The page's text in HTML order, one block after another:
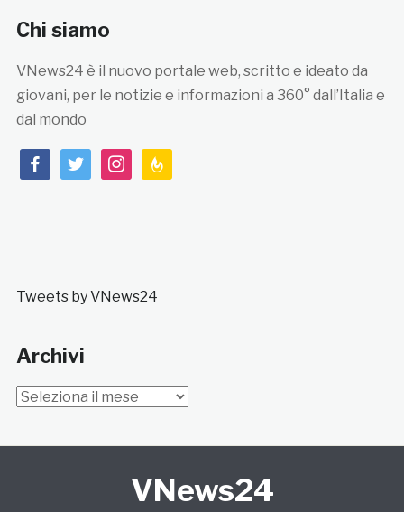
Chi siamo
VNews24 è il nuovo portale web, scritto e ideato da
giovani, per le notizie e informazioni a 360° dall’Italia e
dal mondo
facebooktwitterinstagramfeedburner
Tweets by VNews24
Archivi
Archivi
VNews24